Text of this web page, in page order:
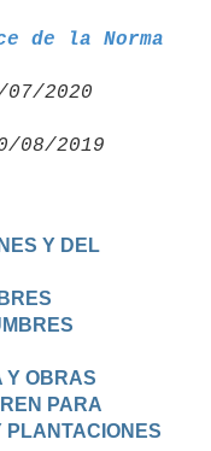
de la Norma
2020
Y DEL
Y OBRAS
PARA
PLANTACIONES